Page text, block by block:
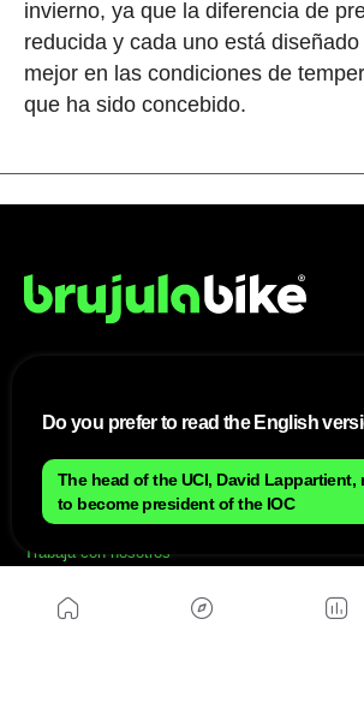
invierno, ya que la diferencia de
reducida y cada uno está
mejor en las condiciones de
que ha sido concebido.
Aviso Legal
Anúnciate con nosotros
Política de cookies
Política de privacidad
Trabaja con nosotros
WEBS AMIGAS
Do you prefer to read the English
The head of the UCI, David Lappartient,
to become president of the IOC